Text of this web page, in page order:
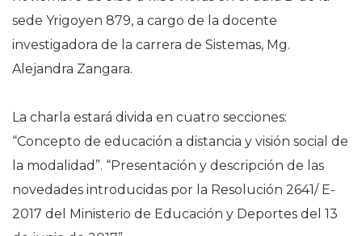
sede Yrigoyen 879, a cargo de la docente
investigadora de la carrera de Sistemas, Mg.
Alejandra Zangara.
La charla estará divida en cuatro secciones:
“Concepto de educación a distancia y visión social de
la modalidad”. “Presentación y descripción de las
novedades introducidas por la Resolución 2641/ E-
2017 del Ministerio de Educación y Deportes del 13